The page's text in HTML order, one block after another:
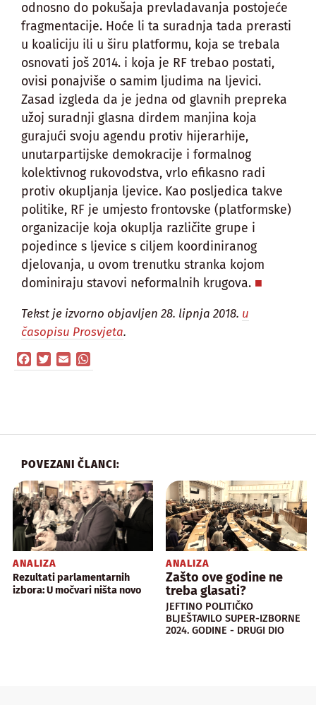
odnosno do pokušaja prevladavanja postojeće
fragmentacije. Hoće li ta suradnja tada prerasti
u koaliciju ili u širu platformu, koja se trebala
osnovati još 2014. i koja je RF trebao postati,
ovisi ponajviše o samim ljudima na ljevici.
Zasad izgleda da je jedna od glavnih prepreka
užoj suradnji glasna dirdem manjina koja
gurajući svoju agendu protiv hijerarhije,
unutarpartijske demokracije i formalnog
kolektivnog rukovodstva, vrlo efikasno radi
protiv okupljanja ljevice. Kao posljedica takve
politike, RF je umjesto frontovske (platformske)
organizacije koja okuplja različite grupe i
pojedince s ljevice s ciljem koordiniranog
djelovanja, u ovom trenutku stranka kojom
dominiraju stavovi neformalnih krugova.
Tekst je izvorno objavljen 28. lipnja 2018. u
časopisu Prosvjeta.
Facebook
TwitterEmail
POVEZANI ČLANCI:
ANALIZA
Rezultati parlamentarnih
izbora: U močvari ništa novo
ANALIZA
Zašto ove godine ne
treba glasati?
JEFTINO POLITIČKO
BLJEŠTAVILO SUPER-IZBORNE
2024. GODINE - DRUGI DIO